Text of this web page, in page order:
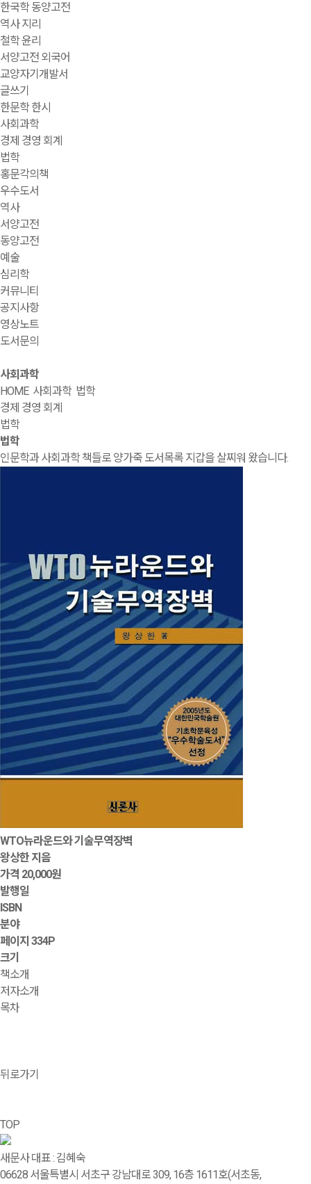
한국학 동양고전
역사 지리
철학 윤리
서양고전 외국어
교양자기개발서
글쓰기
한문학 한시
사회과학
경제 경영 회계
법학
홍문각의책
우수도서
역사
서양고전
동양고전
예술
심리학
커뮤니티
공지사항
영상노트
도서문의
사회과학
HOME 사회과학 법학
경제 경영 회계
법학
법학
인문학과 사회과학 책들로 양가죽 도서목록 지갑을 살찌워 왔습니다.
WTO뉴라운드와 기술무역장벽
왕상한 지음
가격 20,000원
발행일
ISBN
분야
페이지 334P
크기
책소개
저자소개
목차
뒤로가기
TOP
새문사 대표 : 김혜숙
06628 서울특별시 서초구 강남대로 309, 16층 1611호(서초동,